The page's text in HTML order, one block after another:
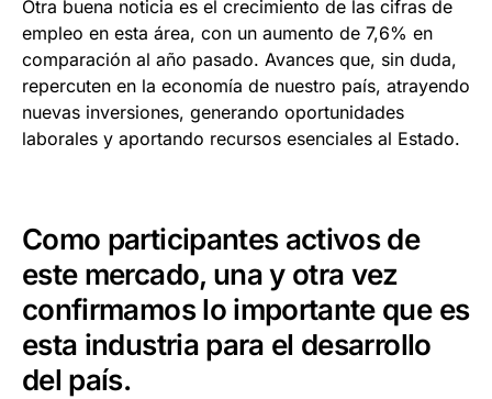
Otra buena noticia es el crecimiento de las cifras de
empleo en esta área, con un aumento de 7,6% en
comparación al año pasado. Avances que, sin duda,
repercuten en la economía de nuestro país, atrayendo
nuevas inversiones, generando oportunidades
laborales y aportando recursos esenciales al Estado.
Como participantes activos de
este mercado, una y otra vez
confirmamos lo importante que es
esta industria para el desarrollo
del país.